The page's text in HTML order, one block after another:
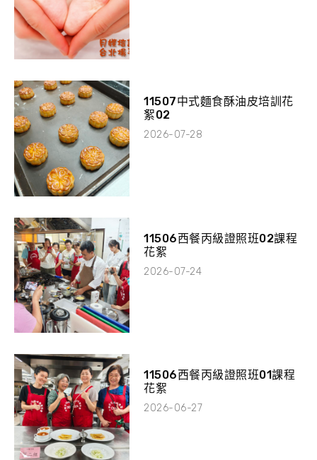
11507中式麵食酥油皮培訓花
絮02
2026-07-28
11506西餐丙級證照班02課程
花絮
2026-07-24
11506西餐丙級證照班01課程
花絮
2026-06-27